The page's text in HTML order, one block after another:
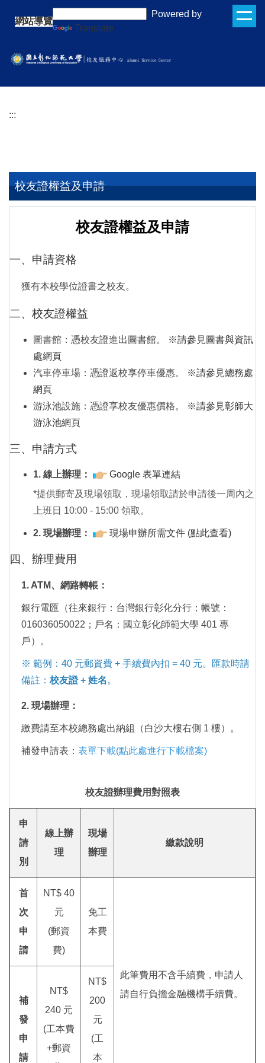
要
內
網站導覽
Powered by
Translate
:::
校友證權益及申請
校友證權益及申請
一、申請資格
獲有本校學位證書之校友。
二、校友證權益
圖書館：憑校友證進出圖書館。
※請參見圖書與資訊
處網頁
汽車停車場：憑證返校享停車優惠。
※請參見總務處
網頁
游泳池設施：憑證享校友優惠價格。
※請參見彰師大
游泳池網頁
三、申請方式
1. 線上辦理：
Google 表單連結
*提供郵寄及現場領取，現場領取請於申請後一周內之
上班日 10:00 - 15:00 領取。
2. 現場辦理： 現場申辦所需文件 (點此查看)
四、辦理費用
1. ATM、網路轉帳：
銀行電匯（往來銀行：台灣銀行彰化分行；帳號：
016036050022；戶名：國立彰化師範大學 401 專
戶）。
※ 範例：40 元郵資費 + 手續費內扣 = 40 元。匯款時請
備註： 校友證 + 姓名 。
2. 現場辦理：
繳費請至本校總務處出納組（白沙大樓右側 1 樓）。
補發申請表： 表單下載(點此處進行下載檔案)
校友證辦理費用對照表
申
請
別
線上辦
理
現場
辦理
繳款說明
首
次
申
請
NT$ 40
元
(郵資
費)
免工
本費
此筆費用不含手續費，申請人
請自行負擔金融機構手續費。
補
發
申
請
NT$
240 元
(工本費
+郵資
NT$
200
元
(工
本